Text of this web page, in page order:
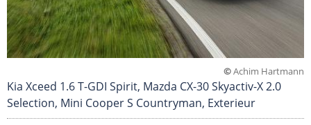
©Achim Hartmann
Kia Xceed 1.6 T-GDI Spirit, Mazda CX-30 Skyactiv-X 2.0
Selection, Mini Cooper S Countryman, Exterieur